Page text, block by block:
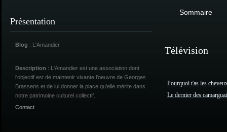
Présentation
Blog : L'Amandier
Description : L'Amandier est une association dont
l'objectif est de maintenir vivante l'oeuvre de Georges
Brassens et de lui donner la place qu'elle mérite dans
notre patrimoine culturel collectif.
Contact
Sommaire
Télévision
Pourquoi t'as les
Le dernier des